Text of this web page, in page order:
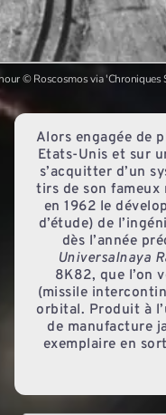
© Roscosmos via 'Chroniques
Alors engagée de
Etats-Unis et sur
s’acquitter d’un
tirs de son fameux
en 1962 le
d’étude) de
dès l’année
Universalnaya
8K82, que l’on
(missile
orbital. Produit à
de manufacture
exemplaire en